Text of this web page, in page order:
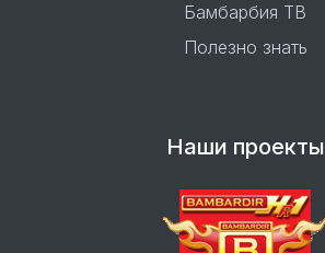
Бамбарбия ТВ
Полезно знать
Наши проекты